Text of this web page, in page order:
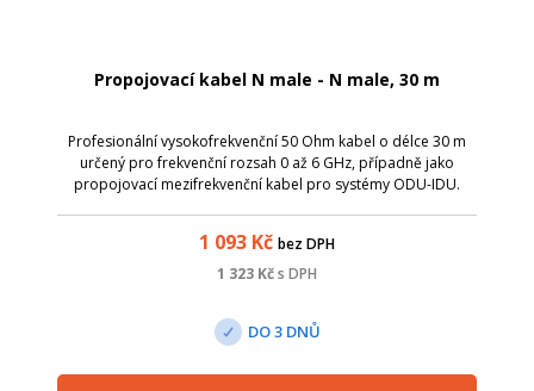
Propojovací kabel N male - N male, 30 m
Profesionální vysokofrekvenční 50 Ohm kabel o délce 30 m
určený pro frekvenční rozsah 0 až 6 GHz, případně jako
propojovací mezifrekvenční kabel pro systémy ODU-IDU.
1 093 Kč bez DPH
1 323 Kčs DPH
DO 3 DNŮ